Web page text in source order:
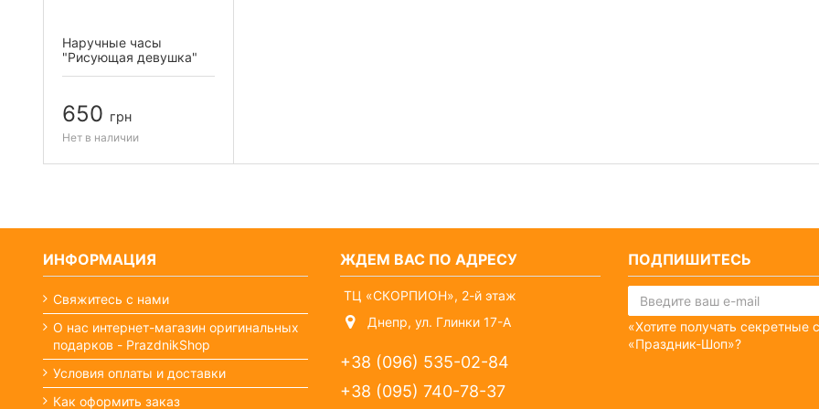
Наручные часы
"Рисующая девушка"
650 грн
Нет в наличии
ИНФОРМАЦИЯ
Свяжитесь с нами
О нас интернет-магазин оригинальных
подарков - PrazdnikShop
Условия оплаты и доставки
Как оформить заказ
ЖДЕМ ВАС ПО АДРЕСУ
ТЦ «СКОРПИОН», 2-й этаж
Днепр, ул. Глинки 17-А
+38 (096) 535-02-84
+38 (095) 740-78-37
ПОДПИШИТЕСЬ
«Хотите получать секретные
«Праздник-Шоп»?